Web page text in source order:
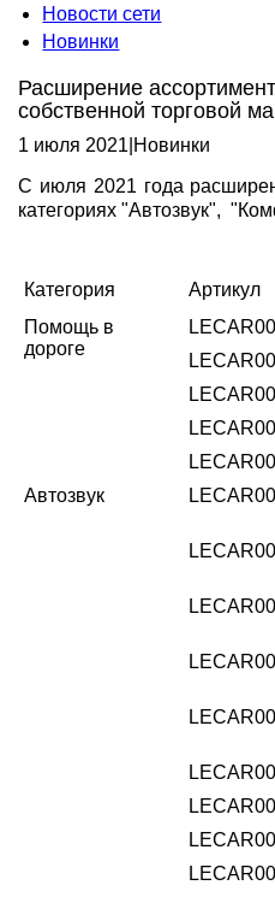
Новости сети
Новинки
Расширение
собственной торговой
1 июля 2021 Новинки
С июля 2021 года
категориях "Автозвук",
Категория Артикул
Помощь в
дороге
Автозвук